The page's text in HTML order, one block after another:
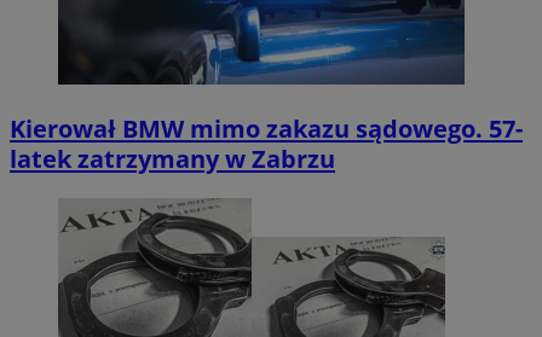
Kierował BMW mimo zakazu sądowego. 57-
latek zatrzymany w Zabrzu